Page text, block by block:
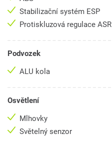
Stabilizační systém ESP
Protiskluzová regulace ASR
Podvozek
ALU kola
Osvětlení
Mlhovky
Světelný senzor